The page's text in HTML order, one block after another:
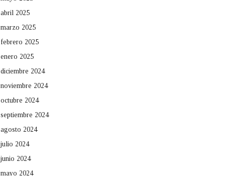
abril 2025
marzo 2025
febrero 2025
enero 2025
diciembre 2024
noviembre 2024
octubre 2024
septiembre 2024
agosto 2024
julio 2024
junio 2024
mayo 2024